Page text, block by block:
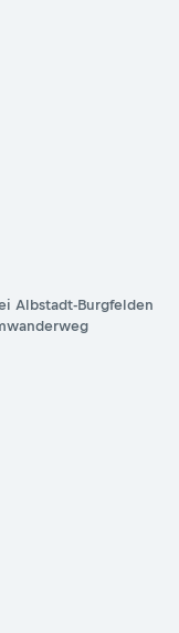
Albstadt-Burgfelden